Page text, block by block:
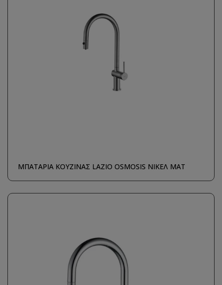
ΜΠΑΤΑΡΙΑ ΚΟΥΖΙΝΑΣ LAZIO OSMOSIS ΝΙΚΕΛ ΜΑΤ